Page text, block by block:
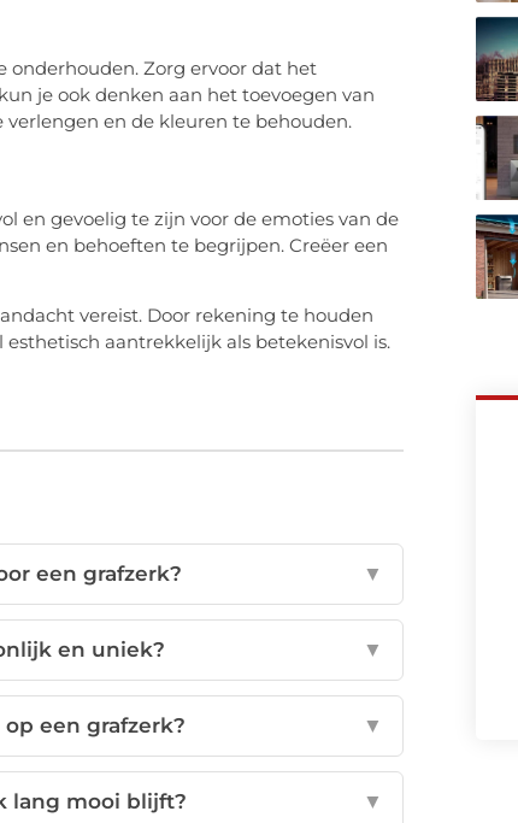
onderhouden. Zorg ervoor dat het
je ook denken aan het toevoegen van
en de kleuren te behouden.
en gevoelig te zijn voor de emoties van de
en behoeften te begrijpen. Creëer een
vereist. Door rekening te houden
aantrekkelijk als betekenisvol is.
een grafzerk? ▼
en uniek? ▼
een grafzerk? ▼
lang mooi blijft? ▼